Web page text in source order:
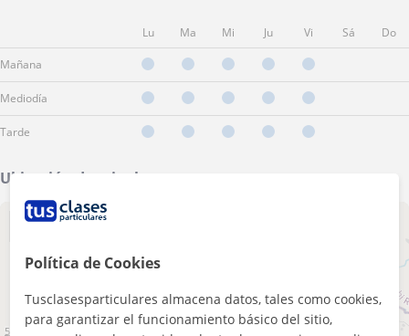
Lu Ma Mi Ju Vi Sá Do
Mañana
Mediodía
Tarde
Ubicación de mis clases
+ −
5 km
Política de Cookies
Tusclasesparticulares almacena datos, tales como cookies,
para garantizar el funcionamiento básico del sitio,